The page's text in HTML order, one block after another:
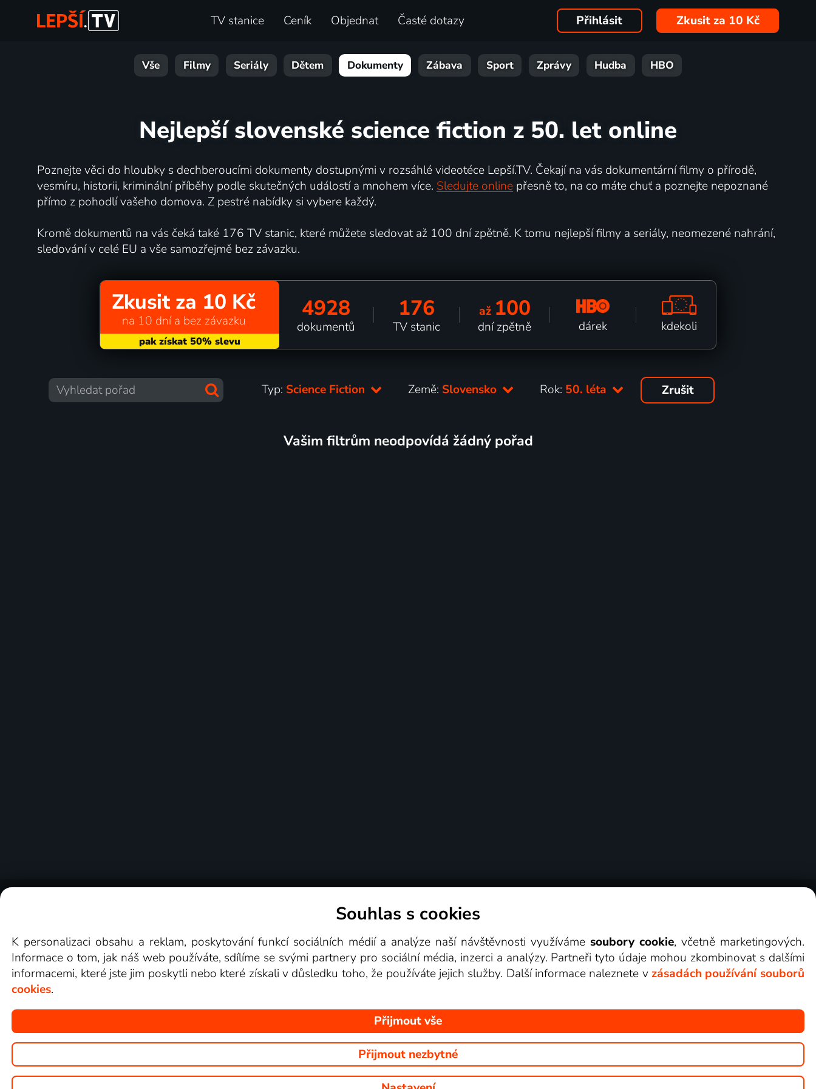
TV stanice Ceník Objednat Časté dotazy Přihlásit Zkusit za 10 Kč
Vše Filmy Seriály Dětem Dokumenty Zábava Sport Zprávy Hudba HBO
Nejlepší slovenské science fiction z 50. let online
Poznejte věci do hloubky s dechberoucími dokumenty dostupnými v rozsáhlé videotéce Lepší.TV. Čekají na vás dokumentární filmy o přírodě,
vesmíru, historii, kriminální příběhy podle skutečných událostí a mnohem více. Sledujte onlinepřesně to, na co máte chuť a poznejte nepoznané
přímo z pohodlí vašeho domova. Z pestré nabídky si vybere každý.
Kromě dokumentů na vás čeká také 176 TV stanic, které můžete sledovat až 100 dní zpětně. K tomu nejlepší filmy a seriály, neomezené nahrání,
sledování v celé EU a vše samozřejmě bez závazku.
Zkusit za 10 Kč
na 10 dní a bez závazku 4928
dokumentů
176
TV stanic
až 100
dní zpětně dárek kdekoli
Typ: Science Fiction Země: Slovensko Rok: 50. léta Zrušit
Vašim filtrům neodpovídá žádný pořad
Videotéka
Copyright © goNET s.r.o. Na tomto webu jsou zobrazovány obrázky z pořadů TV stanic, které můžete sledovat v Lepší.TV.
Souhlas s cookies
K personalizaci obsahu a reklam, poskytování funkcí sociálních médií a analýze naší návštěvnosti využívámesoubory cookie, včetně marketingových.
Informace o tom, jak náš web používáte, sdílíme se svými partnery pro sociální média, inzerci a analýzy. Partneři tyto údaje mohou zkombinovat s dalšími
informacemi, které jste jim poskytli nebo které získali v důsledku toho, že používáte jejich služby. Další informace naleznete v zásadách používání souborů
cookies.
Přijmout vše
Přijmout nezbytné